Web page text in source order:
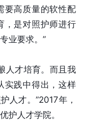
要高质量的软性配
，是对照护师进行
业要求。”
人才培育。而且我
实践中得出，这样
人才。”2017年，
护人才学院。